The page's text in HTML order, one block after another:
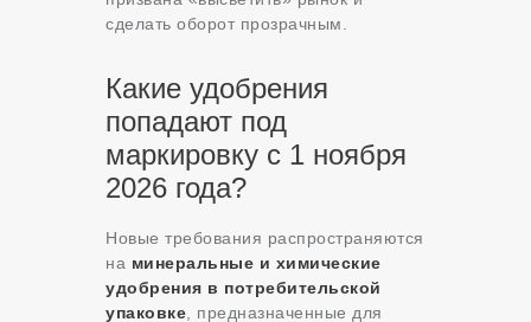
сделать оборот прозрачным.
Какие удобрения
попадают под
маркировку с 1 ноября
2026 года?
Новые требования распространяются
на минеральные и химические
удобрения в потребительской
упаковке , предназначенные для